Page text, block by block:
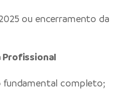
ou encerramento da
Profissional
fundamental completo;